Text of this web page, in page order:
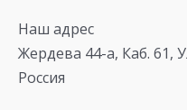
Наш адрес
Жердева 44-а, Каб. 61,
Россия